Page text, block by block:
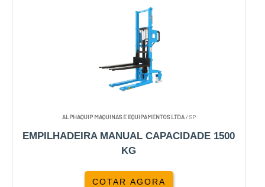
ALPHAQUIP MAQUINAS E EQUIPAMENTOS LTDA/ SP
EMPILHADEIRA MANUAL CAPACIDADE 1500
KG
COTAR AGORA